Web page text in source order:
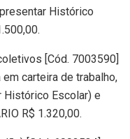
Histórico
[Cód. 7003590]
carteira de trabalho,
Escolar) e
R$ 1.320,00.